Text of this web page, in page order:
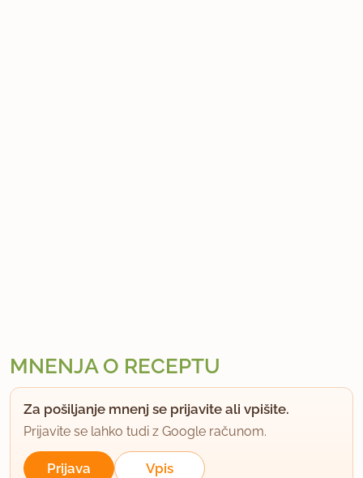
MNENJA O RECEPTU
Za pošiljanje mnenj se prijavite ali vpišite.
Prijavite se lahko tudi z Google računom.
Prijava Vpis